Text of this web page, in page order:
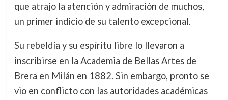
que atrajo la atención y admiración de muchos,
un primer indicio de su talento excepcional.
Su rebeldía y su espíritu libre lo llevaron a
inscribirse en la Academia de Bellas Artes de
Brera en Milán en 1882. Sin embargo, pronto se
vio en conflicto con las autoridades académicas